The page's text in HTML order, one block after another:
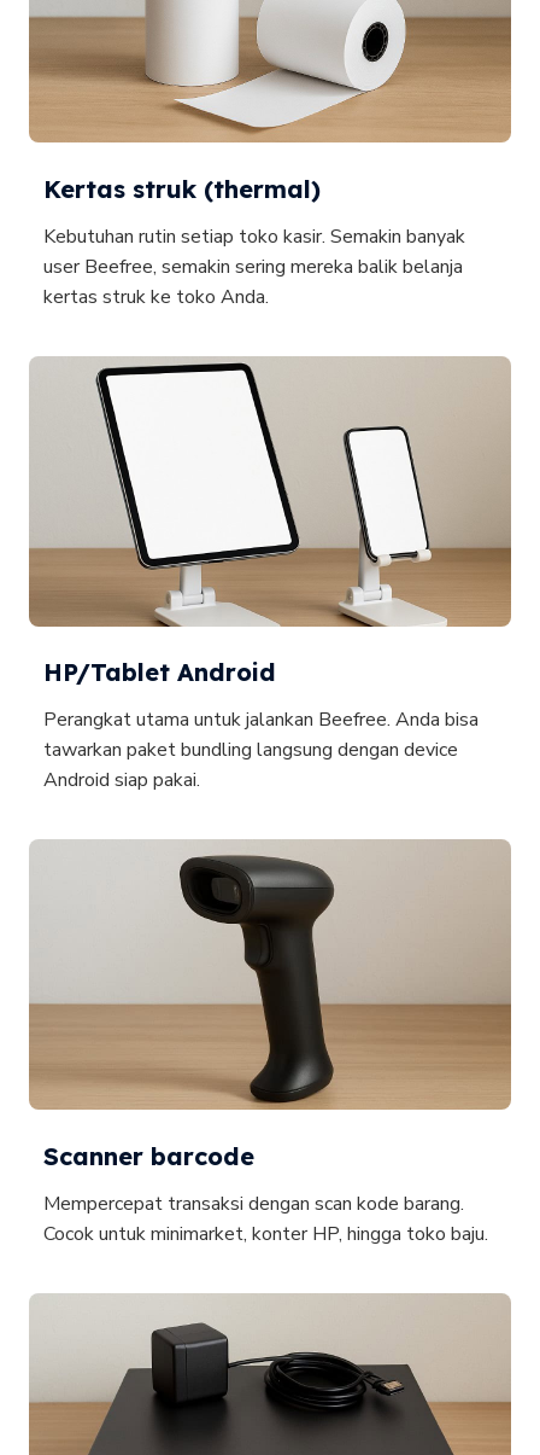
Kertas struk (thermal)
Kebutuhan rutin setiap toko kasir. Semakin banyak
user Beefree, semakin sering mereka balik belanja
kertas struk ke toko Anda.
HP/Tablet Android
Perangkat utama untuk jalankan Beefree. Anda bisa
tawarkan paket bundling langsung dengan device
Android siap pakai.
Scanner barcode
Mempercepat transaksi dengan scan kode barang.
Cocok untuk minimarket, konter HP, hingga toko baju.